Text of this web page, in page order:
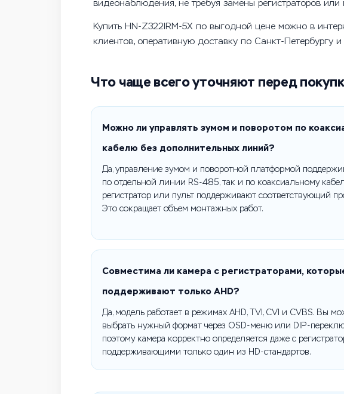
видеонаблюдения, не требуя замены регистраторов
Купить HN-Z322IRM-5X по выгодной цене можно в
клиентов, оперативную доставку по Санкт-
Что чаще всего уточняют перед
Можно ли управлять зумом и поворотом по
кабелю без дополнительных линий?
Да, управление зумом и поворотной платформой
по отдельной линии RS-485, так и по коаксиальному
регистратор или пульт поддерживают соответствующий
Это сокращает объем монтажных работ.
Совместима ли камера с регистраторами,
поддерживают только AHD?
Да, модель работает в режимах AHD, TVI, CVI и CVBS. Вы
выбрать нужный формат через OSD-меню или DIP-
поэтому камера корректно определяется даже с
поддерживающими только один из HD-стандартов.